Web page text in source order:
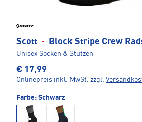
Scott · Block Stripe Crew
Unisex Socken & Stutzen
€ 17,99
Onlinepreis inkl. MwSt. zzgl.
Farbe: Schwarz